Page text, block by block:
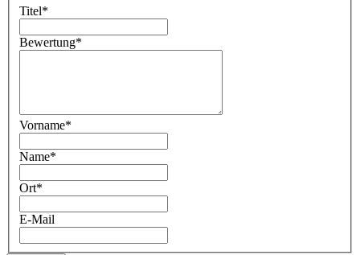
Titel*
Bewertung*
Vorname*
Name*
Ort*
E-Mail